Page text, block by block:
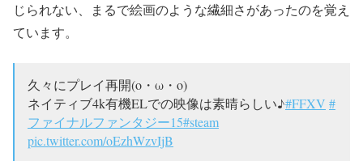
じられない、まるで絵画のような繊細さがあったのを覚え
ています。
久々にプレイ再開(o・ω・o)
ネイティブ4k有機ELでの映像は素晴らしい♪#FFXV #
ファイナルファンタジー15#steam
pic.twitter.com/oEzhWzvIjB